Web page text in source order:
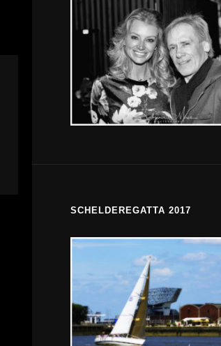
SCHELDEREGATTA 2017